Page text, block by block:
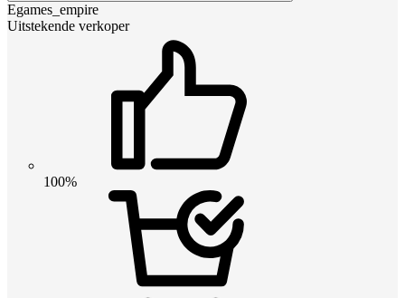
Egames_empire
Uitstekende verkoper
100%